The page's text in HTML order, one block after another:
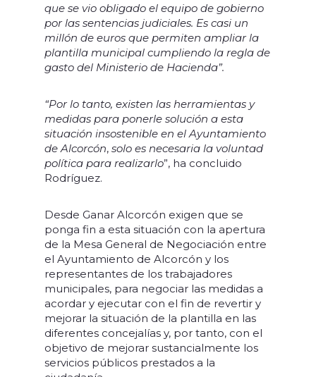
que se vio obligado el equipo de gobierno
por las sentencias judiciales. Es casi un
millón de euros que permiten ampliar la
plantilla municipal cumpliendo la regla de
gasto del Ministerio de Hacienda”.
“Por lo tanto, existen las herramientas y
medidas para ponerle solución a esta
situación insostenible en el Ayuntamiento
de Alcorcón,solo es necesaria la voluntad
política para realizarlo”, ha concluido
Rodríguez.
Desde Ganar Alcorcón exigen que se
ponga fin a esta situación con la apertura
de la Mesa General de Negociación entre
el Ayuntamiento de Alcorcón y los
representantes de los trabajadores
municipales, para negociar las medidas a
acordar y ejecutar con el fin de revertir y
mejorar la situación de la plantilla en las
diferentes concejalías y, por tanto, con el
objetivo de mejorar sustancialmente los
servicios públicos prestados a la